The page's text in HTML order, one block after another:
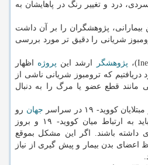
سردی، درد و تغییر رنگ در پاهایشان به
بیمارانی، پژوهشگران را بر آن داشت
میان کووید- ۱۹ و ترومبوز شریانی را دقیق تر مورد بررسی
پژوهشگر ارشد این پروژه اظهار
که ترومبوز شریانی ناشی از
مانند قطع عضو یا مرگ را به دنبال
کووید- ۱۹ در سراسر
جهان رو
به افزایش است، پزشکان باید به ارتباط میان کووید- ۱۹ و بروز
داشته باشند. اگر این مشکل بموقع
بدن بیمار و پیش گیری از نیاز